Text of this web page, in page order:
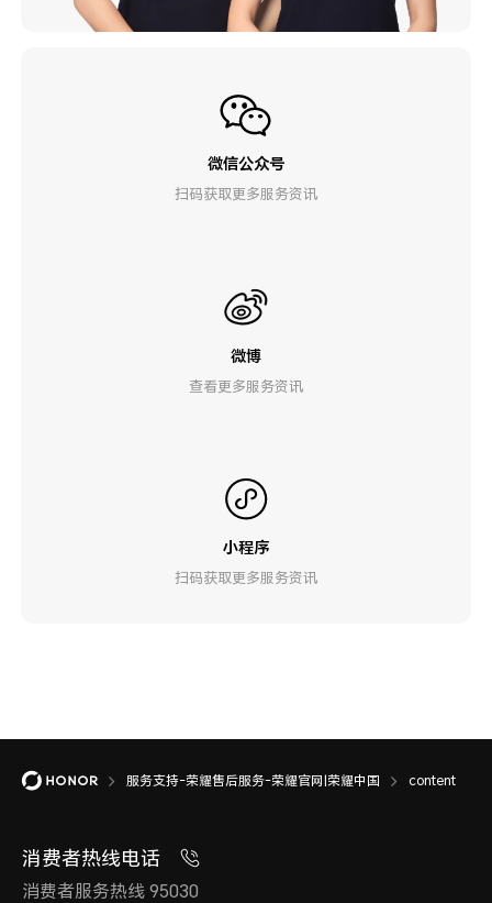
微信公众号
扫码获取更多服务资讯
微博
查看更多服务资讯
小程序
扫码获取更多服务资讯
服务支持-荣耀售后服务-荣耀官网|荣耀中国 content
消费者热线电话
消费者服务热线 95030